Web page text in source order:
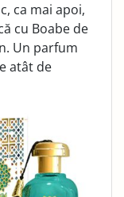
ca mai apoi,
cu Boabe de
Un parfum
atât de